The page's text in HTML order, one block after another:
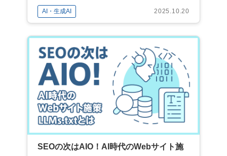
AI・生成AI 2025.10.20
SEOの次はAIO！AI時代のWebサイト施